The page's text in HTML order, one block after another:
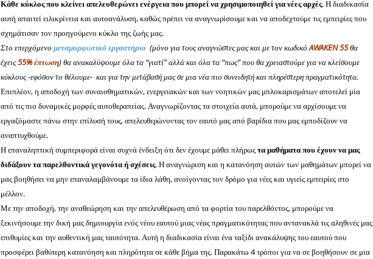
Κάθε κύκλος που κλείνει απελευθερώνει ενέργεια που μπορεί να χρησιμοποιηθεί για νέες αρχές. Η διαδικασία
αυτή απαιτεί ειλικρίνεια και αυτοανάλυση, καθώς πρέπει να αναγνωρίσουμε και να αποδεχτούμε τις εμπειρίες που
σχημάτισαν τον προηγούμενο κύκλο της ζωής μας.
Στο επερχόμενο μεταμορφωτικό εργαστήριο (μόνο για τους αναγνώστες μας και με τον κωδικόAWAKEN 55θα
έχεις55% έπτωση)θα ανακαλύψουμε όλα τα “γιατί” αλλά και όλα τα “πως” που θα χρειαστούμε για να κλείσουμε
κύκλους -εφόσον το θέλουμε- και για την μετάβασή μας σε μια νέα πιο συνειδητή και πληρέστερη πραγματικότητα.
Επιπλέον, η αποδοχή των συναισθηματικών, ενεργειακών και των νοητικών μας μπλοκαρισμάτων αποτελεί μία
από τις πιο δυναμικές μορφές αυτοθεραπείας. Αναγνωρίζοντας τα στοιχεία αυτά, μπορούμε να αρχίσουμε να
εργαζόμαστε πάνω στην επίλυσή τους, απελευθερώνοντας τον εαυτό μας από βαρίδια που μας εμποδίζουν να
αναπτυχθούμε.
Η επαναληπτική συμπεριφορά είναι συχνά ένδειξη ότι δεν έχουμε μάθει πλήρωςτα μαθήματα που έχουν να μας
διδάξουν τα παρελθοντικά γεγονότα ή σχέσεις. Η αναγνώριση και η κατανόηση αυτών των μαθημάτων μπορεί να
μας βοηθήσει να μην επαναλαμβάνουμε τα ίδια λάθη, ανοίγοντας τον δρόμο για νέες και υγιείς εμπειρίες στο
μέλλον.
Με την αποδοχή, την αναθεώρηση και την απελευθέρωση από τα φορτία του παρελθόντος, μπορούμε να
ξεκινήσουμε την δική μας δημιουργία ενός νέου εαυτού μιας νέας πραγματικότητας που αντανακλά τις αληθινές μας
επιθυμίες και την αυθεντική μας ταυτότητα. Αυτή η διαδικασία είναι ένα ταξίδι ανακάλυψης του εαυτού που
προσφέρει βαθύτερη κατανόηση και πληρότητα σε κάθε βήμα της. Παρακάτω 4 τρόποι για να σε βοηθήσουν σε μια